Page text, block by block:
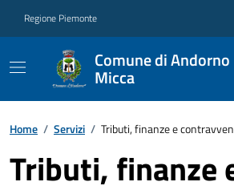
Regione Piemonte
Comune di Andorno
Micca
Home / Servizi / Tributi, finanze e
Tributi, finanze